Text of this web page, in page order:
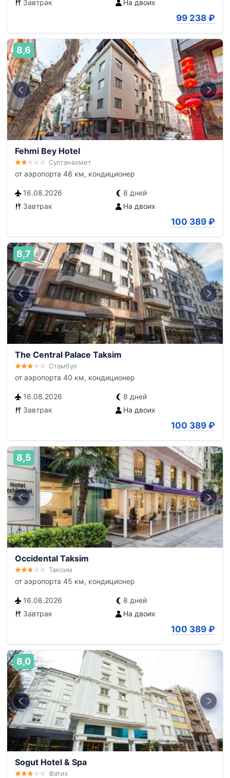
Завтрак
На двоих
99 238 ₽
8,6
Fehmi Bey Hotel
Султанахмет
от аэропорта 48 км, кондиционер
16.08.2026
8 дней
Завтрак
На двоих
100 389 ₽
8,7
The Central Palace Taksim
Стамбул
от аэропорта 40 км, кондиционер
16.08.2026
8 дней
Завтрак
На двоих
100 389 ₽
8,5
Occidental Taksim
Таксим
от аэропорта 45 км, кондиционер
16.08.2026
8 дней
Завтрак
На двоих
100 389 ₽
8,0
Sogut Hotel & Spa
Фатих